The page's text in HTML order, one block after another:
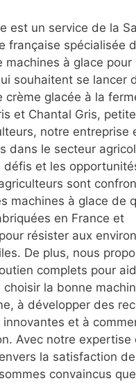
est un service de la
française spécialisée
machines à glace pour
souhaitent se lancer
crème glacée à la
et Chantal Gris,
notre entreprise
dans le secteur
défis et les
sont
machines à glace de
en France et
résister aux
De plus, nous
complets pour
choisir la bonne
à développer des
innovantes et à
Avec notre expertise
la satisfaction
convaincus